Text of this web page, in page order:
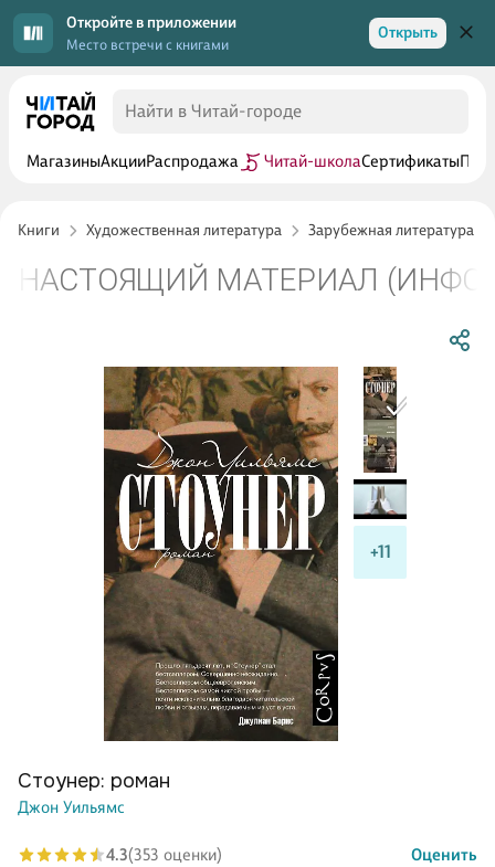
Откройте в приложении
Место встречи с книгами
Открыть
МагазиныАкцииРаспродажа Читай-школаСертификаты
Книги Художественная литература Зарубежная литература
НАСТОЯЩИЙ МАТЕРИАЛ
+11
Стоунер: роман
Джон Уильямс
4.3(353 оценки)
Оценить